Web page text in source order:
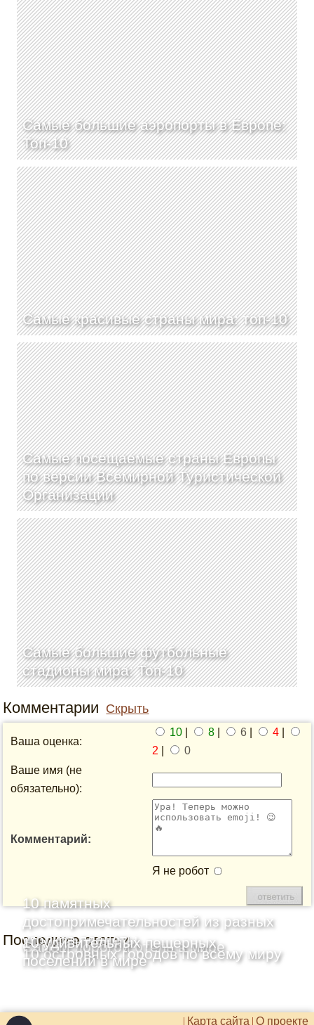
Самые большие аэропорты в Европе:
Топ-10
Самые красивые страны мира: топ-10
Самые посещаемые страны Европы
по версии Всемирной Туристической
Организации
Самые большие футбольные
стадионы мира: Топ-10
Комментарии Скрыть
Ваша оценка:
10 8 6 4
2
0
Ваше имя (не
обязательно):
Комментарий:
Я не робот
Последние статьи
10 памятных
достопримечательностей из разных
уголков планеты
Самый дорогой отель в мире
10 островных городов по всему миру
10 удивительных пещерных
поселений в мире
О проекте
Карта сайта